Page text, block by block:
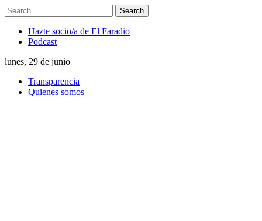
Hazte socio/a de El Faradio
Podcast
lunes, 29 de junio
Transparencia
Quienes somos